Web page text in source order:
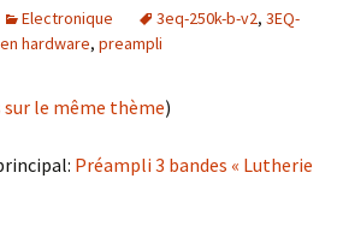
Electronique 3eq-250k-b-v2, 3EQ-
hardware, preampli
le même thème)
Préampli 3 bandes « Lutherie